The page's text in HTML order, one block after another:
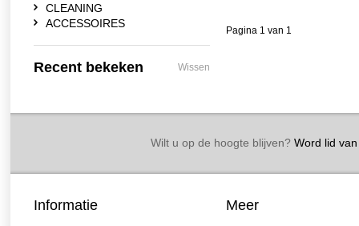
Pagina 1 van 1
CLEANING
ACCESSOIRES
Recent bekeken Wissen
Wilt u op de hoogte blijven?Word lid van
Informatie Meer